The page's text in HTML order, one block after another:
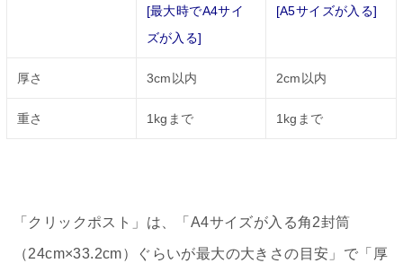
[最大時でA4サイ
ズが入る]
[A5サイズが入る]
厚さ 3cm以内 2cm以内
重さ 1kgまで 1kgまで
「クリックポスト」は、「A4サイズが入る角2封筒
（24cm×33.2cm）ぐらいが最大の大きさの目安」で「厚